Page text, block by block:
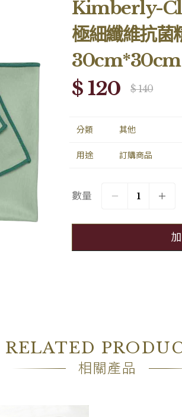
Kimberly-
極細纖維抗菌
30cm*30cm
$ 120 $ 140
分類 其他
用途 訂購商品
數量
RELATED
相關產品